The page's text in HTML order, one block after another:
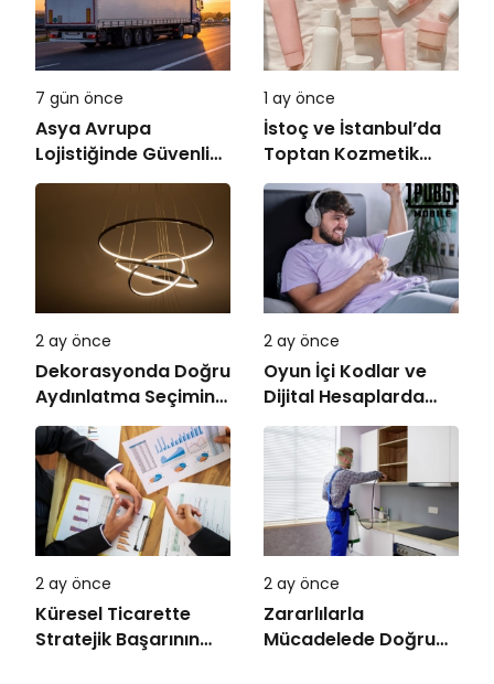
7 gün önce
Asya Avrupa
Lojistiğinde Güvenli
Taşıma
1 ay önce
İstoç ve İstanbul’da
Toptan Kozmetik
Rehberi
2 ay önce
Dekorasyonda Doğru
Aydınlatma Seçiminin
Önemi
2 ay önce
Oyun İçi Kodlar ve
Dijital Hesaplarda
Doğru Seçim
2 ay önce
Küresel Ticarette
Stratejik Başarının
2 ay önce
Zararlılarla
Mücadelede Doğru